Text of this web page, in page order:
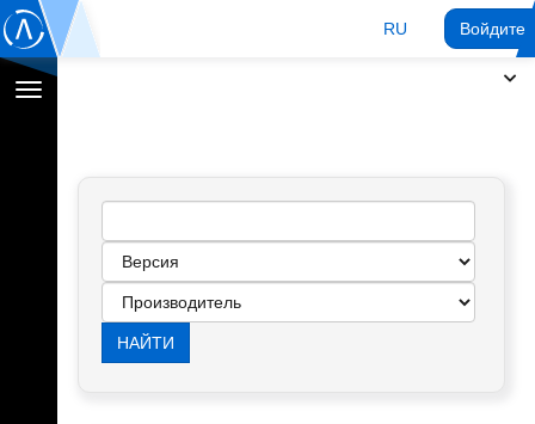
RU Войдите
Переключение